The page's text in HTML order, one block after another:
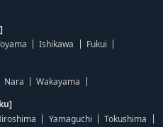
Ishikawa
Fukui
Nara
Wakayama
Yamaguchi
Tokushima